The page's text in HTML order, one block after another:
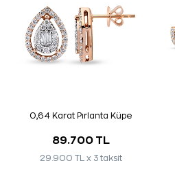
0,64 Karat Pırlanta Küpe
89.700 TL
29.900 TL x 3 taksit